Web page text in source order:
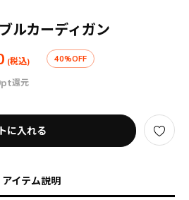
ルカーディガン
(税込) 40%OFF
還元
に入れる
アイテム説明